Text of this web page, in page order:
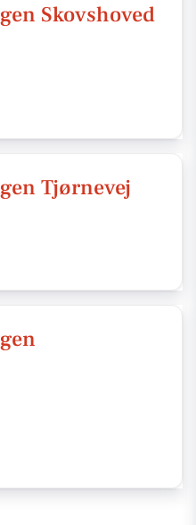
Skovshoved
Tjørnevej